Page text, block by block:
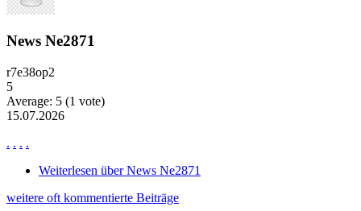
News Ne2871
r7e38op2
5
Average: 5 (1 vote)
15.07.2026
. . . .
Weiterlesen über News Ne2871
weitere oft kommentierte Beiträge